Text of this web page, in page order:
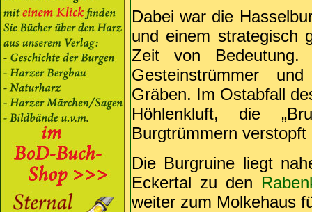
Dabei war die
und einem strategisch
Zeit von
Gesteinstrümmer
Gräben. Im Ostabfall
Höhlenkluft, die
Burgtrümmern verstopft
Die Burgruine liegt
Eckertal zu den
weiter zum Molkehaus